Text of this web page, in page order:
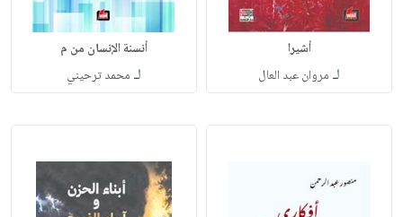
أشيرا
لـ مروان عبد العال
أنسنة الإنسان من م
لـ محمد ترحيني